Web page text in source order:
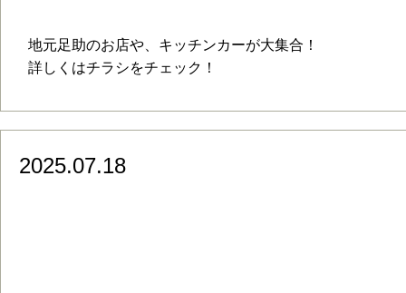
地元足助のお店や、キッチンカーが大集合！
詳しくはチラシをチェック！
2025.07.18